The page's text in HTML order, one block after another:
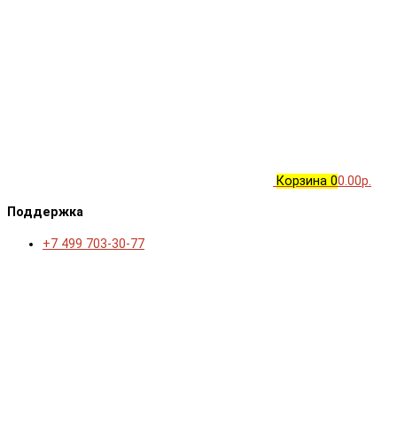
Корзина 00.00р.
Поддержка
+7 499 703-30-77